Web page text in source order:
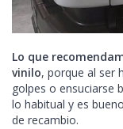
Lo que
vinilo, porque al ser
golpes o ensuciarse
lo habitual y es
de recambio.